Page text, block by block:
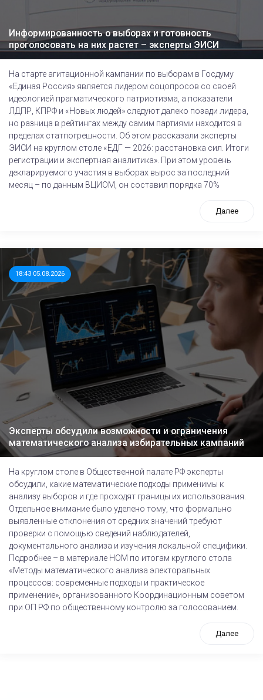
Информированность о выборах и готовность
проголосовать на них растет – эксперты ЭИСИ
На старте агитационной кампании по выборам в Госдуму
«Единая Россия» является лидером соцопросов со своей
идеологией прагматического патриотизма, а показатели
ЛДПР, КПРФ и «Новых людей» следуют далеко позади лидера,
но разница в рейтингах между самим партиями находится в
пределах статпогрешности. Об этом рассказали эксперты
ЭИСИ на круглом столе «ЕДГ — 2026: расстановка сил. Итоги
регистрации и экспертная аналитика». При этом уровень
декларируемого участия в выборах вырос за последний
месяц – по данным ВЦИОМ, он составил порядка 70%
Далее
18:43 05.08.2026
Эксперты обсудили возможности и ограничения
математического анализа избирательных кампаний
На круглом столе в Общественной палате РФ эксперты
обсудили, какие математические подходы применимы к
анализу выборов и где проходят границы их использования.
Отдельное внимание было уделено тому, что формально
выявленные отклонения от средних значений требуют
проверки с помощью сведений наблюдателей,
документального анализа и изучения локальной специфики.
Подробнее – в материале НОМ по итогам круглого стола
«Методы математического анализа электоральных
процессов: современные подходы и практическое
применение», организованного Координационным советом
при ОП РФ по общественному контролю за голосованием.
Далее